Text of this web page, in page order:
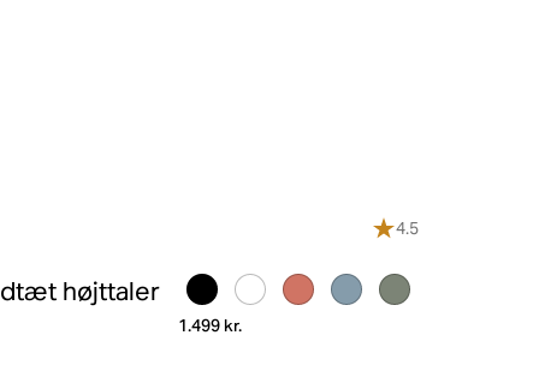
4.5
højttaler
1.499 kr.